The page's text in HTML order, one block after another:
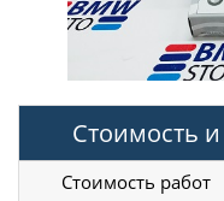
Стоимость
Стоимость работ